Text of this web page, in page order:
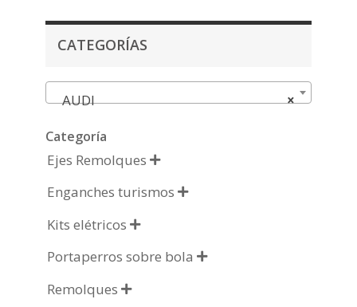
CATEGORÍAS
×
AUDI
Categoría
Ejes Remolques 
Enganches turismos 
Kits elétricos 
Portaperros sobre bola 
Remolques 